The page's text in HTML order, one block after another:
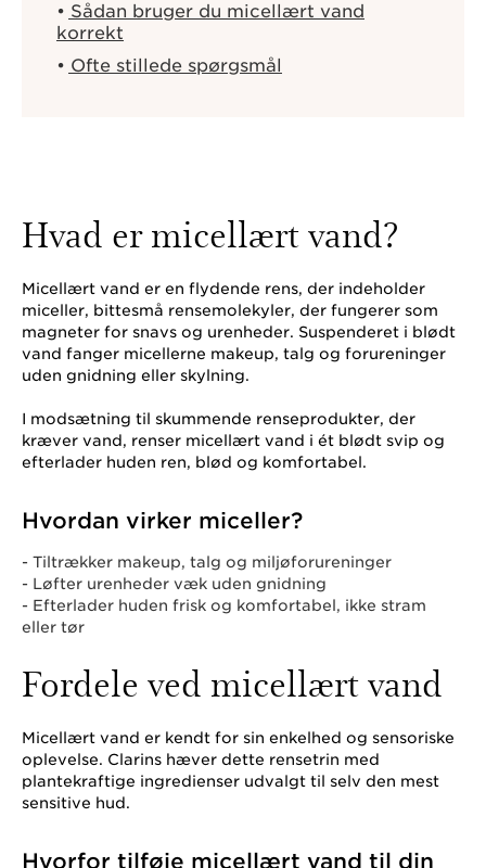
Sådan bruger du micellært vand
korrekt
Ofte stillede spørgsmål
Hvad er micellært vand?
Micellært vand er en flydende rens, der indeholder
miceller, bittesmå rensemolekyler, der fungerer som
magneter for snavs og urenheder. Suspenderet i blødt
vand fanger micellerne makeup, talg og forureninger
uden gnidning eller skylning.
I modsætning til skummende renseprodukter, der
kræver vand, renser micellært vand i ét blødt svip og
efterlader huden ren, blød og komfortabel.
Hvordan virker miceller?
- Tiltrækker makeup, talg og miljøforureninger
- Løfter urenheder væk uden gnidning
- Efterlader huden frisk og komfortabel, ikke stram
eller tør
Fordele ved micellært vand
Micellært vand er kendt for sin enkelhed og sensoriske
oplevelse. Clarins hæver dette rensetrin med
plantekraftige ingredienser udvalgt til selv den mest
sensitive hud.
Hvorfor tilføje micellært vand til din